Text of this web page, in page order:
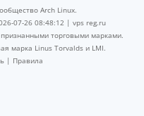
Arch Linux.
07-26 08:48:12 | vps reg.ru
торговыми марками.
марка Linus Torvalds и LMI.
| Правила